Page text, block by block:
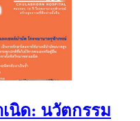
นิด: นวัตกรรม